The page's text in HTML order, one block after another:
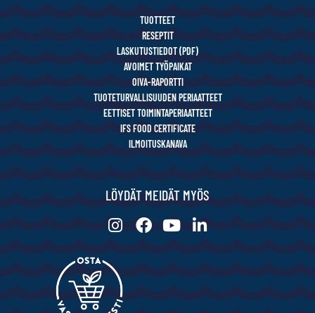
TUOTTEET
RESEPTIT
LASKUTUSTIEDOT (PDF)
AVOIMET TYÖPAIKAT
OIVA-RAPORTTI
TUOTETURVALLISUUDEN PERIAATTEET
EETTISET TOIMINTAPERIAATTEET
IFS FOOD CERTIFICATE
ILMOITUSKANAVA
LÖYDÄT MEIDÄT MYÖS